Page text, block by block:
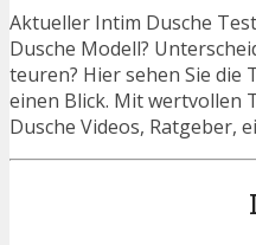
Aktueller Intim Dusche
Dusche Modell?
teuren? Hier sehen Sie
einen Blick. Mit wertvollen
Dusche Videos, Ratgeber,